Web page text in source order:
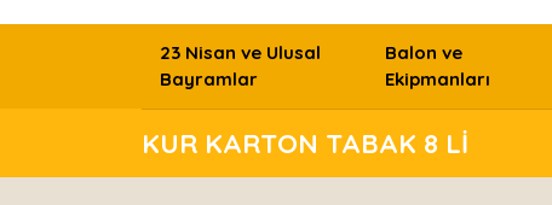
23 Nisan ve Ulusal
Bayramlar
Balon ve
Ekipmanları
KUR KARTON TABAK 8 Lİ